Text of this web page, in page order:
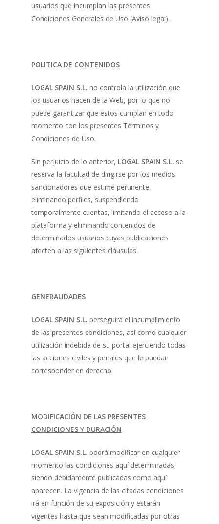
usuarios que incumplan las presentes
Condiciones Generales de Uso (Aviso legal).
POLITICA DE CONTENIDOS
LOGAL SPAIN S.L.no controla la utilización que
los usuarios hacen de la Web, por lo que no
puede garantizar que estos cumplan en todo
momento con los presentes Términos y
Condiciones de Uso.
Sin perjuicio de lo anterior, LOGAL SPAIN S.L. se
reserva la facultad de dirigirse por los medios
sancionadores que estime pertinente,
eliminando perfiles, suspendiendo
temporalmente cuentas, limitando el acceso a la
plataforma y eliminando contenidos de
determinados usuarios cuyas publicaciones
afecten a las siguientes cláusulas.
GENERALIDADES
LOGAL SPAIN S.L.perseguirá el incumplimiento
de las presentes condiciones, así como cualquier
utilización indebida de su portal ejerciendo todas
las acciones civiles y penales que le puedan
corresponder en derecho.
MODIFICACIÓN DE LAS PRESENTES
CONDICIONES Y DURACIÓN
LOGAL SPAIN S.L.podrá modificar en cualquier
momento las condiciones aquí determinadas,
siendo debidamente publicadas como aquí
aparecen. La vigencia de las citadas condiciones
irá en función de su exposición y estarán
vigentes hasta que sean modificadas por otras